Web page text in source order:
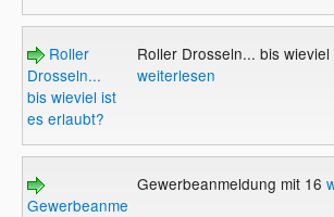
Roller
Drosseln...
bis wieviel ist
es erlaubt?
Roller Drosseln... bis
weiterlesen
Gewerbeanmeldung
Gewerbeanmeldung mit 16